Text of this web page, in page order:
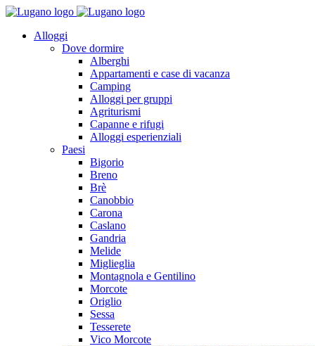
Alloggi
Dove dormire
Alberghi
Appartamenti e case di vacanza
Camping
Alloggi per gruppi
Agriturismi
Capanne e rifugi
Alloggi esperienziali
Paesi
Bigorio
Breno
Brè
Canobbio
Carona
Caslano
Gandria
Melide
Miglieglia
Montagnola e Gentilino
Morcote
Origlio
Sessa
Tesserete
Vico Morcote